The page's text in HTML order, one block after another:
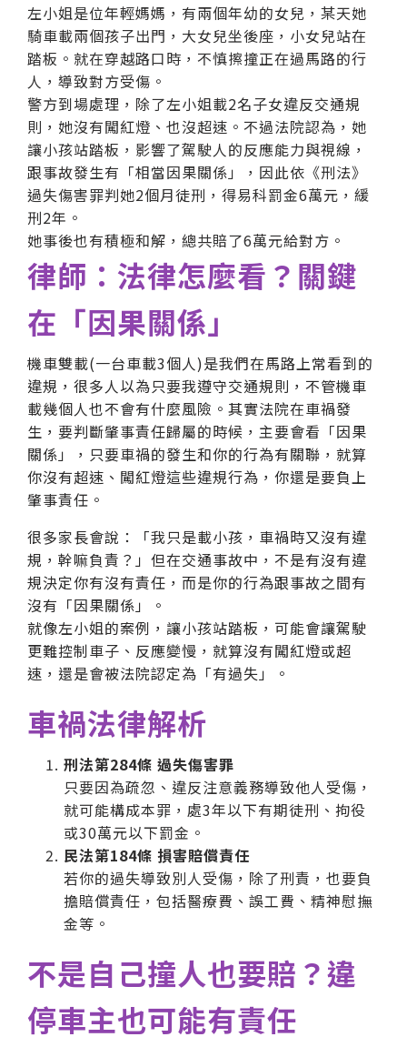
左小姐是位年輕媽媽，有兩個年幼的女兒，某天她
騎車載兩個孩子出門，大女兒坐後座，小女兒站在
踏板。就在穿越路口時，不慎擦撞正在過馬路的行
人，導致對方受傷。
警方到場處理，除了左小姐載2名子女違反交通規
則，她沒有闖紅燈、也沒超速。不過法院認為，她
讓小孩站踏板，影響了駕駛人的反應能力與視線，
跟事故發生有「相當因果關係」，因此依《刑法》
過失傷害罪判她2個月徒刑，得易科罰金6萬元，緩
刑2年。
她事後也有積極和解，總共賠了6萬元給對方。
律師：法律怎麼看？關鍵
在「因果關係」
機車雙載(一台車載3個人)是我們在馬路上常看到的
違規，很多人以為只要我遵守交通規則，不管機車
載幾個人也不會有什麼風險。其實法院在車禍發
生，要判斷肇事責任歸屬的時候，主要會看「因果
關係」，只要車禍的發生和你的行為有關聯，就算
你沒有超速、闖紅燈這些違規行為，你還是要負上
肇事責任。
很多家長會說：「我只是載小孩，車禍時又沒有違
規，幹嘛負責？」但在交通事故中，不是有沒有違
規決定你有沒有責任，而是你的行為跟事故之間有
沒有「因果關係」。
就像左小姐的案例，讓小孩站踏板，可能會讓駕駛
更難控制車子、反應變慢，就算沒有闖紅燈或超
速，還是會被法院認定為「有過失」。
車禍法律解析
刑法第284條 過失傷害罪
只要因為疏忽、違反注意義務導致他人受傷，
就可能構成本罪，處3年以下有期徒刑、拘役
或30萬元以下罰金。
民法第184條 損害賠償責任
若你的過失導致別人受傷，除了刑責，也要負
擔賠償責任，包括醫療費、誤工費、精神慰撫
金等。
不是自己撞人也要賠？違
停車主也可能有責任